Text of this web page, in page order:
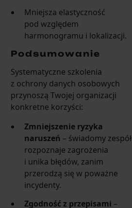
Mniejsza elastyczność
pod względem
harmonogramu i lokalizacji.
Podsumowanie
Systematyczne szkolenia
z ochrony danych osobowych
przynoszą Twojej organizacji
konkretne korzyści:
Zmniejszenie ryzyka
naruszeń – świadomy zespół
rozpoznaje zagrożenia
i unika błędów, zanim
przerodzą się w poważne
incydenty.
Zgodność z przepisami –